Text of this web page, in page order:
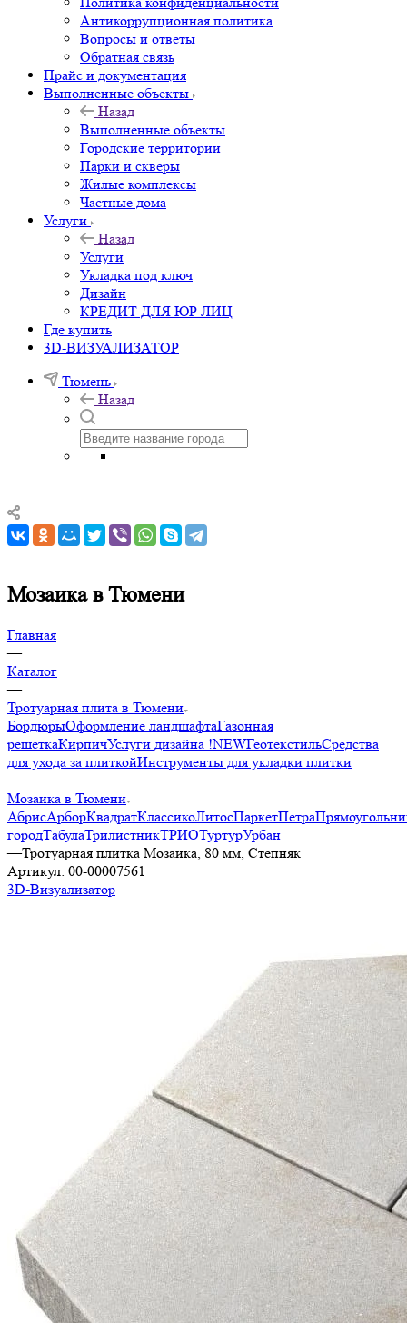
Антикоррупционная политика
Вопросы и ответы
Обратная связь
Прайс и документация
Выполненные объекты
Назад
Выполненные объекты
Городские территории
Парки и скверы
Жилые комплексы
Частные дома
Услуги
Назад
Услуги
Укладка под ключ
Дизайн
КРЕДИТ ДЛЯ ЮР ЛИЦ
Где купить
3D-ВИЗУАЛИЗАТОР
Тюмень
Назад
Мозаика в Тюмени
Главная
—
Каталог
—
Тротуарная плита в Тюмени
БордюрыОформление ландшафтаГазонная
решеткаКирпичУслуги дизайна !NEWГеотекстильСредства
для ухода за плиткойИнструменты для укладки плитки
—
Мозаика в Тюмени
АбрисАрборКвадратКлассикоЛитосПаркетПетра
городТабулаТрилистникТРИОТуртурУрбан
—Тротуарная плитка Мозаика, 80 мм, Степняк
Артикул: 00-00007561
3D-Визуализатор